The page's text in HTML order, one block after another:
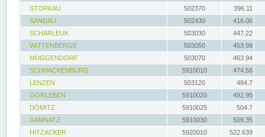
STORKAU
502370
396.11
SANDAU
502430
416.06
SCHARLEUK
503030
447.22
WITTENBERGE
503050
453.98
MÜGGENDORF
503070
463.94
SCHNACKENBURG
5910010
474.56
LENZEN
503120
484.7
GORLEBEN
5910020
492.95
DÖMITZ
5910025
504.7
DAMNATZ
5910030
509.35
HITZACKER
5920010
522.639